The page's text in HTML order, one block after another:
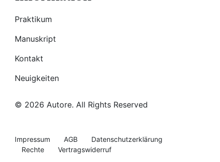
Praktikum
Manuskript
Kontakt
Neuigkeiten
© 2026 Autore. All Rights Reserved
Impressum AGB
Datenschutzerklärung
Rechte
Vertragswiderruf